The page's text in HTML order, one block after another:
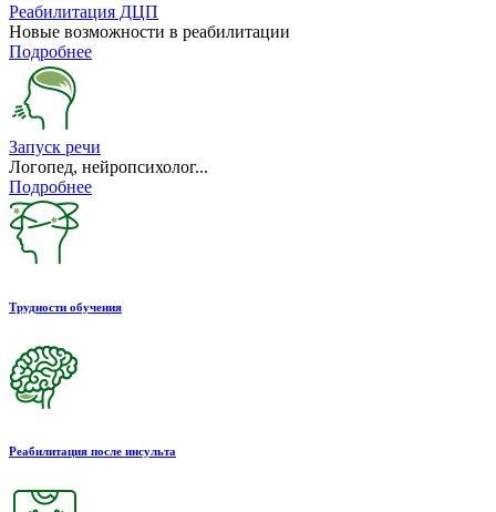
Реабилитация ДЦП
Новые возможности в реабилитации
Подробнее
Запуск речи
Логопед, нейропсихолог...
Подробнее
Трудности обучения
Реабилитация после инсульта